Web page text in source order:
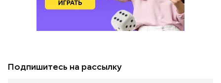
Подпишитесь на рассылку